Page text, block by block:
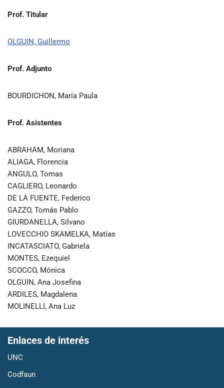
Prof. Titular
OLGUIN, Guillermo
Prof. Adjunto
BOURDICHON, María Paula
Prof. Asistentes
ABRAHAM, Moriana
ALIAGA, Florencia
ANGULO, Tomas
CAGLIERO, Leonardo
DE LA FUENTE, Federico
GAZZO, Tomás Pablo
GIURDANELLA, Silvano
LOVECCHIO SKAMELKA, Matías
INCATASCIATO, Gabriela
MONTES, Ezequiel
SCOCCO, Mónica
OLGUIN, Ana Josefina
ARDILES, Magdalena
MOLINELLI, Ana Luz
Enlaces de interés
UNC
Codfaun